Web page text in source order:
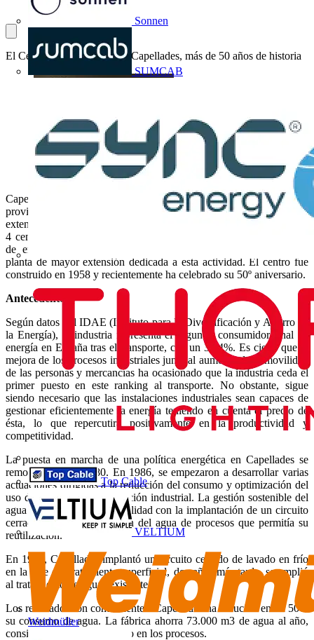
Sonnen
SUMCAB
Top Cable
VELTIUM
Weidmüller
El Centro de Producción de Capellades, más de 50 años de historia
Capellades es una localidad situada en la comarca de l’Anoia, en la
provincia de Barcelona. La planta de Schneider Electric tiene una
extensión de 28.000 m2 y cuenta con más de 200 empleados. De los
4 centros de los que Schneider Electric dispone para la fabricación
de envolventes universales en todo el mundo, Capellades es la
planta de mayor extensión dedicada a esta actividad. El centro fue
construido en 1958 y recientemente ha celebrado su 50º aniversario.
Antecedentes
Según datos del IDAE (Instituto para la Diversificación y Ahorro de
la Energía), la industria representa el segundo consumidor final de
energía en España tras el transporte, con un 30,4%. Es cierto que la
mejora de los procesos industriales junto al aumento de la movilidad
de las personas y mercancías ha ocasionado que la industria ceda el
primer puesto en este ranking al transporte. No obstante, sigue
siendo necesario que las instalaciones industriales sean capaces de
gestionar eficientemente la energía teniendo en cuenta el precio de
ésta, lo que repercutirá positivamente en la productividad y
competitividad.
La puesta en marcha de una política energética en Capellades se
remonta a los años 80. En 1986, se empezaron a desarrollar varias
actuaciones dirigidas a la reducción del consumo y optimización del
uso del agua en esta instalación industrial. La gestión sostenible del
agua comenzó a ser una realidad con la implantación de un circuito
cerrado para la refrigeración del agua de procesos que permitía su
reutilización.
En 1996, Capellades implantó un circuito cerrado de lavado en frío
en la fase del tratamiento superficial, dos años más tarde, se amplió
al tratamiento de aguas existente.
Los resultados son contundentes: Capellades ha reducido en un 50%
su consumo de agua. La fábrica ahorra 73.000 m3 de agua al año,
consiguiendo un vertido cero en los procesos.